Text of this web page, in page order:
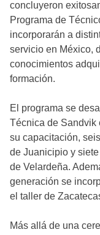
concluyeron
Programa de
incorporarán a
servicio en México,
conocimientos
formación.
El programa se
Técnica de Sandvik
su capacitación,
de Juanicipio y
de Velardeña.
generación se
el taller de
Más allá de una